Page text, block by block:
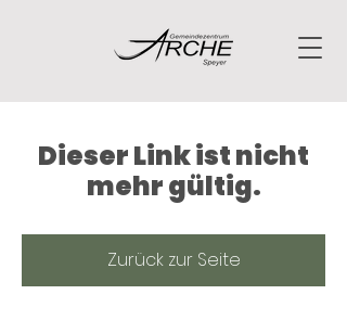
Dieser Link ist nicht
mehr gültig.
Zurück zur Seite